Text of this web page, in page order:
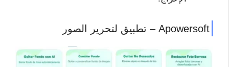
Apowersoft – تطبيق لتحرير الصور